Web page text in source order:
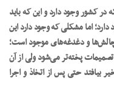
کشور وجود دارد و این که باید
اما مشکلی که وجود دارد این
و دغدغه‌های موجود است؛
پخته‌تر می‌شود ولی از آن
بیافتد حتی پس از اتخاذ و اجرا